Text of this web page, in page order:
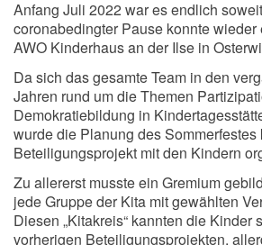
Anfang Juli 2022 war es endlich
coronabedingter Pause konnte wieder
AWO Kinderhaus an der Ilse in
Da sich das gesamte Team in den
Jahren rund um die Themen
Demokratiebildung in
wurde die Planung des Sommerfestes
Beteiligungsprojekt mit den Kindern
Zu allererst musste ein Gremium
jede Gruppe der Kita mit gewählten
Diesen „Kitakreis“ kannten die Kinder
vorherigen Beteiligungsprojekten,